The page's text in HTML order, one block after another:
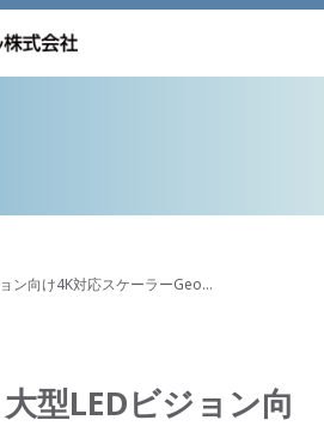
ョン向け4K対応スケーラーGeo…
大型LEDビジョン向